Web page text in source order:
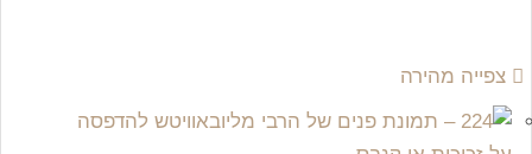
צפייה מהירה